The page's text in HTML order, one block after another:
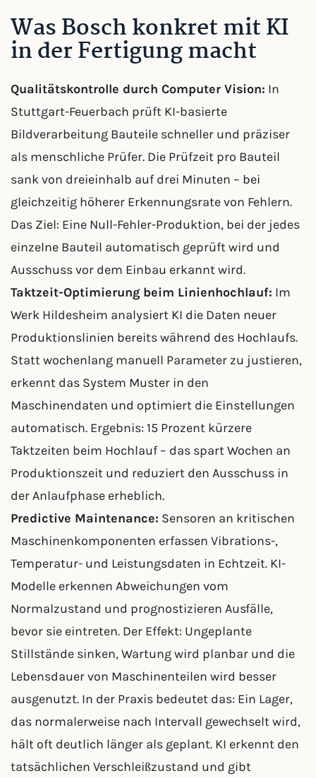
Was Bosch konkret mit KI
in der Fertigung macht
Qualitätskontrolle durch Computer Vision: In
Stuttgart-Feuerbach prüft KI-basierte
Bildverarbeitung Bauteile schneller und präziser
als menschliche Prüfer. Die Prüfzeit pro Bauteil
sank von dreieinhalb auf drei Minuten – bei
gleichzeitig höherer Erkennungsrate von Fehlern.
Das Ziel: Eine Null-Fehler-Produktion, bei der jedes
einzelne Bauteil automatisch geprüft wird und
Ausschuss vor dem Einbau erkannt wird.
Taktzeit-Optimierung beim Linienhochlauf: Im
Werk Hildesheim analysiert KI die Daten neuer
Produktionslinien bereits während des Hochlaufs.
Statt wochenlang manuell Parameter zu justieren,
erkennt das System Muster in den
Maschinendaten und optimiert die Einstellungen
automatisch. Ergebnis: 15 Prozent kürzere
Taktzeiten beim Hochlauf – das spart Wochen an
Produktionszeit und reduziert den Ausschuss in
der Anlaufphase erheblich.
Predictive Maintenance: Sensoren an kritischen
Maschinenkomponenten erfassen Vibrations-,
Temperatur- und Leistungsdaten in Echtzeit. KI-
Modelle erkennen Abweichungen vom
Normalzustand und prognostizieren Ausfälle,
bevor sie eintreten. Der Effekt: Ungeplante
Stillstände sinken, Wartung wird planbar und die
Lebensdauer von Maschinenteilen wird besser
ausgenutzt. In der Praxis bedeutet das: Ein Lager,
das normalerweise nach Intervall gewechselt wird,
hält oft deutlich länger als geplant. KI erkennt den
tatsächlichen Verschleißzustand und gibt